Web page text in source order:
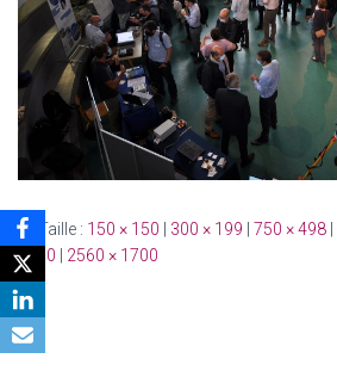
Taille : 150 × 150 | 300 × 199 | 750 × 498 |
1360 | 2560 × 1700